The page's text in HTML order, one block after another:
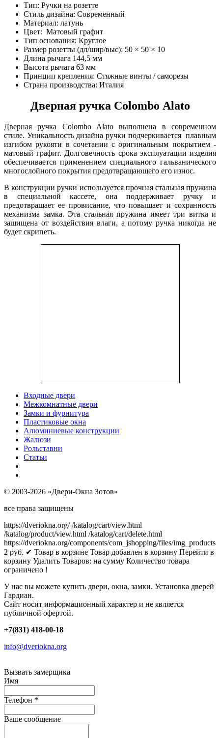
Тип: Ручки на розетте
Стиль дизайна: Современный
Материал: латунь
Цвет: Матовый графит
Тип основания: Круглое
Размер розетты (дл/шир/выс): 50 × 50 × 10
Длина рычага 144,5 мм
Высота рычага 63 мм
Принцип крепления: Стяжные винты / саморезы
Страна производства: Италия
Дверная ручка Colombo Alato
Дверная ручка Colombo Alato выполнена в современном
стиле. Уникальность дизайна ручки подчеркивается плавным
изгибом рукояти в сочетании с оригинальным покрытием -
матовый графит. Долговечность срока эксплуатации изделия
обеспечивается применением специального гальванического
многослойного покрытия предотвращающего его износ.
В конструкции ручки используется прочная стальная пружина
в специальной кассете, она поддерживает ручку и
предотвращает ее провисание, что повышает и сохранность
механизма замка. Эта стальная пружина имеет три витка и
защищена от воздействия влаги, а потому ручка никогда не
будет скрипеть.
Входные двери
Межкомнатные двери
Замки и фурнитура
Пластиковые окна
Алюминиевые конструкции
Жалюзи
Рольставни
Статьи
© 2003-2026 «Двери-Окна Зотов»
все права защищены
https://dveriokna.org/ /katalog/cart/view.html
/katalog/product/view.html /katalog/cart/delete.html
https://dveriokna.org/components/com_jshopping/files/img_products
2 руб. ✔ Товар в корзине Товар добавлен в корзину Перейти в
корзину Удалить Товаров: на сумму Количество товара
ограничено !
У нас вы можете купить двери, окна, замки. Установка дверей
Гардиан.
Сайт носит информационный характер и не является
публичной офертой.
+7(831) 418-00-18
info@dveriokna.org
Вызвать замерщика
Имя
Телефон *
Ваше сообщение